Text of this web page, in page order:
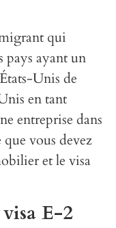
qui
pays ayant un
Unis de
en tant
entreprise dans
vous devez
et le visa
E-2